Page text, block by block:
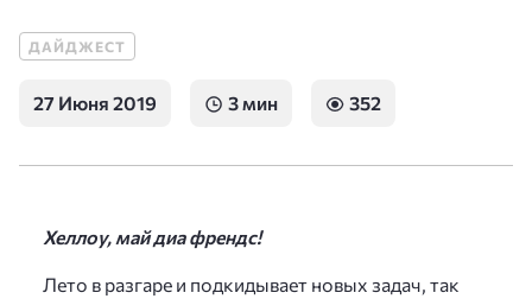
ДАЙДЖЕСТ
27 Июня 2019 3 мин 352
Хеллоу, май диа френдс!
Лето в разгаре и подкидывает новых задач, так